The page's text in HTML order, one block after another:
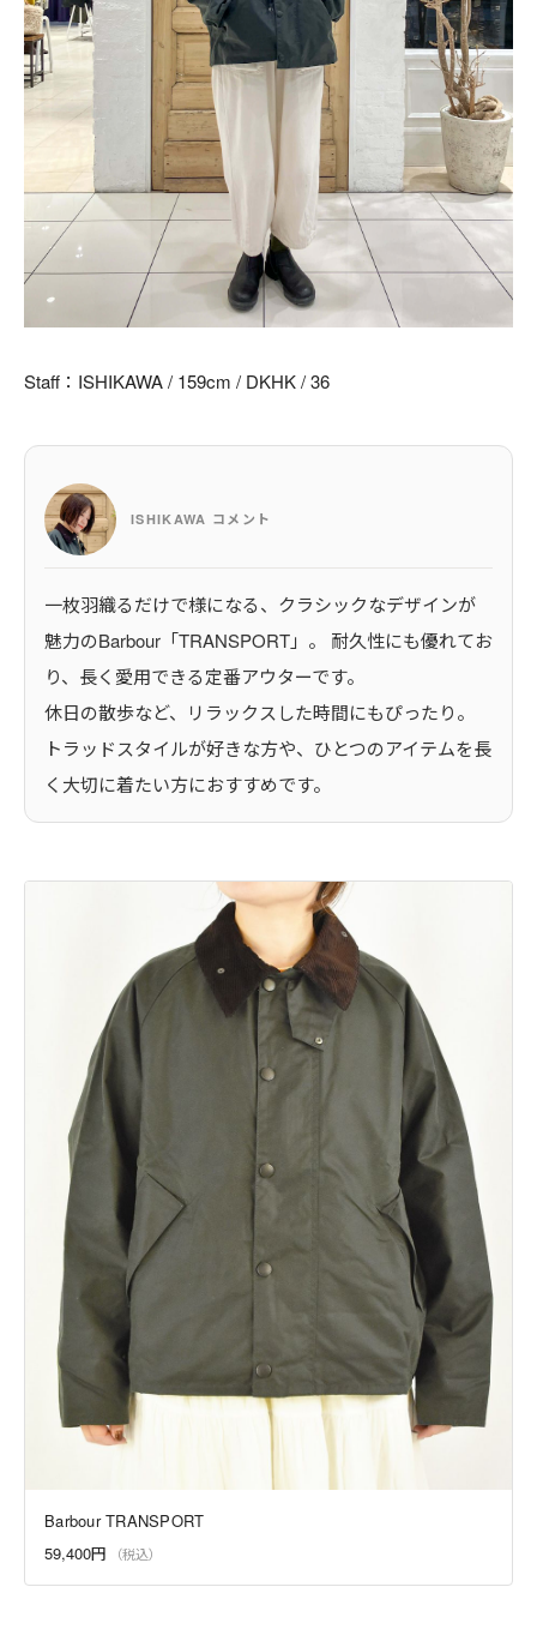
Staff：ISHIKAWA / 159cm / DKHK / 36
ISHIKAWA コメント
一枚羽織るだけで様になる、クラシックなデザインが
魅力のBarbour「TRANSPORT」。 耐久性にも優れてお
り、長く愛用できる定番アウターです。
休日の散歩など、リラックスした時間にもぴったり。
トラッドスタイルが好きな方や、ひとつのアイテムを長
く大切に着たい方におすすめです。
Barbour TRANSPORT
59,400円